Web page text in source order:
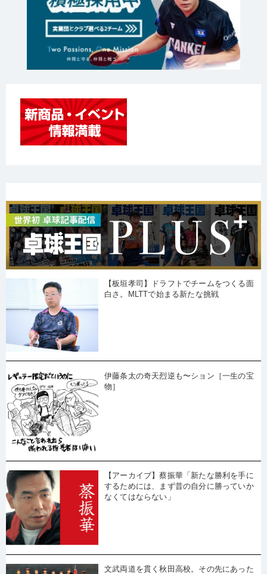
【板垣孝司】ドラフトでチームをつくる面
白さ。MLTTで始まる新たな挑戦
伊藤条太の奇天烈逆も〜ション［一生の宝
物］
【アーカイブ】蔡振華「新たな勝利を手に
するためには、まず昔の自分に勝っていか
なくてはならない」
文武両道を貫く秋田高校。その先にあった